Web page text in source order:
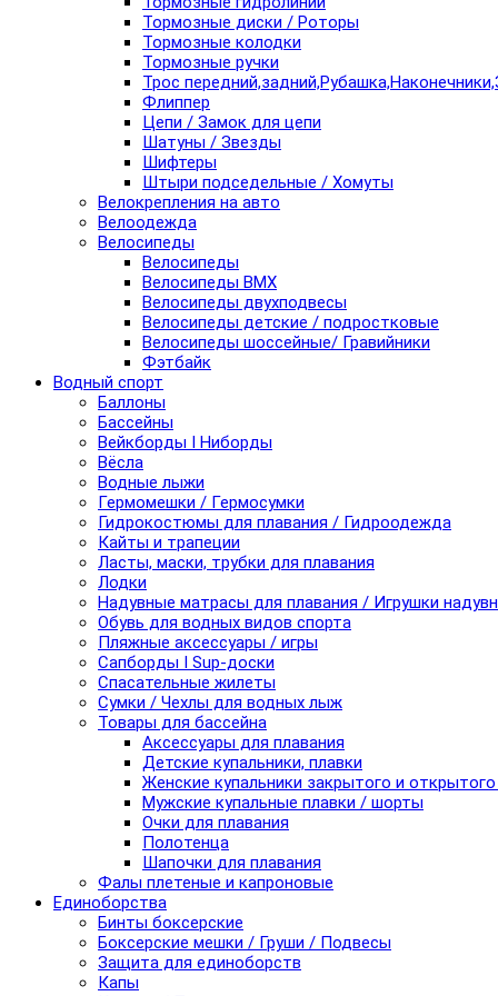
Тормозные диски / Роторы
Тормозные колодки
Тормозные ручки
Трос
Флиппер
Цепи / Замок для цепи
Шатуны / Звезды
Шифтеры
Штыри подседельные / Хомуты
Велокрепления на авто
Велоодежда
Велосипеды
Велосипеды
Велосипеды BMX
Велосипеды двухподвесы
Велосипеды детские / подростковые
Велосипеды шоссейные/ Гравийники
Фэтбайк
Водный спорт
Баллоны
Бассейны
Вейкборды I Ниборды
Вёсла
Водные лыжи
Гермомешки / Гермосумки
Гидрокостюмы для плавания / Гидроодежда
Кайты и трапеции
Ласты, маски, трубки для плавания
Лодки
Надувные матрасы для плавания / Игрушки
Обувь для водных видов спорта
Пляжные аксессуары / игры
Сапборды I Sup-доски
Спасательные жилеты
Сумки / Чехлы для водных лыж
Товары для бассейна
Аксессуары для плавания
Детские купальники, плавки
Женские купальники закрытого и
Мужские купальные плавки / шорты
Очки для плавания
Полотенца
Шапочки для плавания
Фалы плетеные и капроновые
Единоборства
Бинты боксерские
Боксерские мешки / Груши / Подвесы
Защита для единоборств
Капы